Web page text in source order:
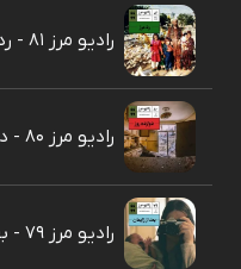
رادیو مرز ۸۱ - رد مرز
رادیو مرز ۸۰ - دوازده روز
رادیو مرز ۷۹ - بعد از زایمان